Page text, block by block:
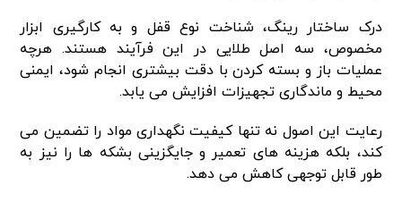
درک ساختار رینگ، شناخت نوع قفل و به کارگیری ابزار
مخصوص، سه اصل طلایی در این فرآیند هستند. هرچه
عملیات باز و بسته کردن با دقت بیشتری انجام شود، ایمنی
محیط و ماندگاری تجهیزات افزایش می یابد.
رعایت این اصول نه تنها کیفیت نگهداری مواد را تضمین می
کند، بلکه هزینه های تعمیر و جایگزینی بشکه ها را نیز به
طور قابل توجهی کاهش می دهد.